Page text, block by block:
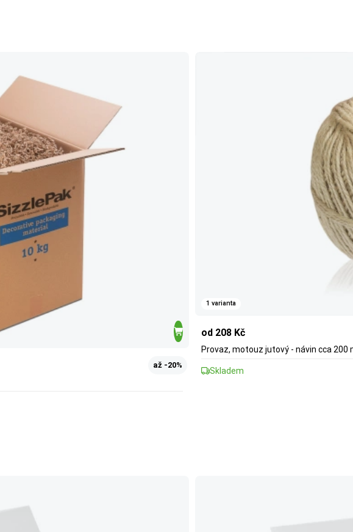
až -20%
1 varianta
od 208 Kč
Provaz, motouz jutový - návin cca 200
Skladem